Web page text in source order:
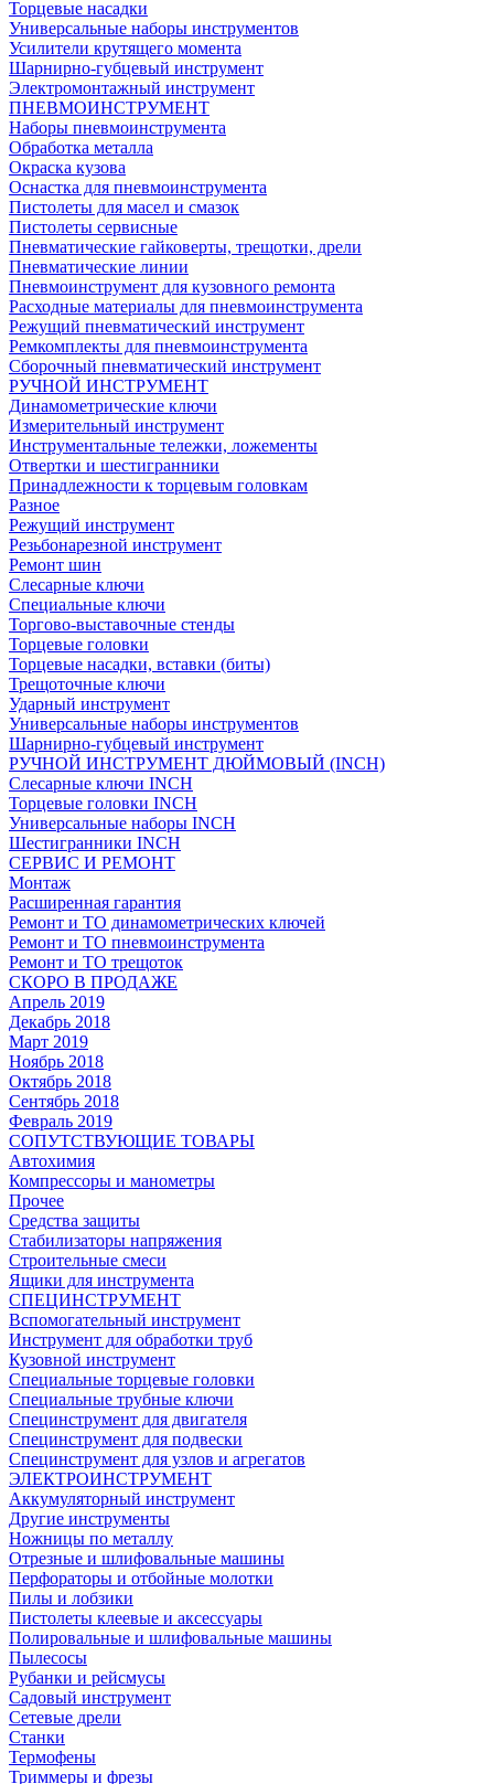
Торцевые насадки
Универсальные наборы инструментов
Усилители крутящего момента
Шарнирно-губцевый инструмент
Электромонтажный инструмент
ПНЕВМОИНСТРУМЕНТ
Наборы пневмоинструмента
Обработка металла
Окраска кузова
Оснастка для пневмоинструмента
Пистолеты для масел и смазок
Пистолеты сервисные
Пневматические гайковерты, трещотки, дрели
Пневматические линии
Пневмоинструмент для кузовного ремонта
Расходные материалы для пневмоинструмента
Режущий пневматический инструмент
Ремкомплекты для пневмоинструмента
Сборочный пневматический инструмент
РУЧНОЙ ИНСТРУМЕНТ
Динамометрические ключи
Измерительный инструмент
Инструментальные тележки, ложементы
Отвертки и шестигранники
Принадлежности к торцевым головкам
Разное
Режущий инструмент
Резьбонарезной инструмент
Ремонт шин
Слесарные ключи
Специальные ключи
Торгово-выставочные стенды
Торцевые головки
Торцевые насадки, вставки (биты)
Трещоточные ключи
Ударный инструмент
Универсальные наборы инструментов
Шарнирно-губцевый инструмент
РУЧНОЙ ИНСТРУМЕНТ ДЮЙМОВЫЙ (INCH)
Слесарные ключи INCH
Торцевые головки INCH
Универсальные наборы INCH
Шестигранники INCH
СЕРВИС И РЕМОНТ
Монтаж
Расширенная гарантия
Ремонт и ТО динамометрических ключей
Ремонт и ТО пневмоинструмента
Ремонт и ТО трещоток
СКОРО В ПРОДАЖЕ
Апрель 2019
Декабрь 2018
Март 2019
Ноябрь 2018
Октябрь 2018
Сентябрь 2018
Февраль 2019
СОПУТСТВУЮЩИЕ ТОВАРЫ
Автохимия
Компрессоры и манометры
Прочее
Средства защиты
Стабилизаторы напряжения
Строительные смеси
Ящики для инструмента
СПЕЦИНСТРУМЕНТ
Вспомогательный инструмент
Инструмент для обработки труб
Кузовной инструмент
Специальные торцевые головки
Специальные трубные ключи
Специнструмент для двигателя
Специнструмент для подвески
Специнструмент для узлов и агрегатов
ЭЛЕКТРОИНСТРУМЕНТ
Аккумуляторный инструмент
Другие инструменты
Ножницы по металлу
Отрезные и шлифовальные машины
Перфораторы и отбойные молотки
Пилы и лобзики
Пистолеты клеевые и аксессуары
Полировальные и шлифовальные машины
Пылесосы
Рубанки и рейсмусы
Садовый инструмент
Сетевые дрели
Станки
Термофены
Триммеры и фрезы